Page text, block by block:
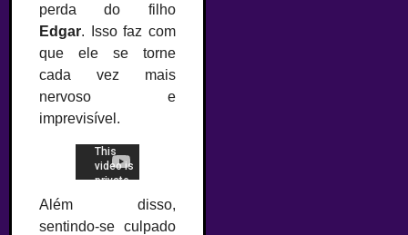
perda do filho
Edgar. Isso faz com
que ele se torne
cada vez mais
nervoso e
imprevisível.
Além disso,
sentindo-se culpado